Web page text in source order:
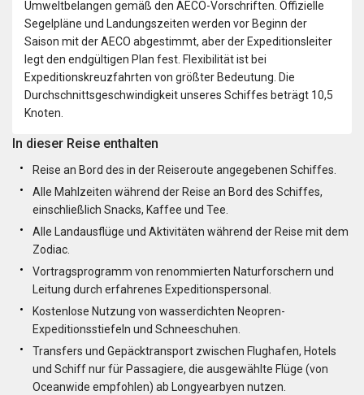
Umweltbelangen gemäß den AECO-Vorschriften. Offizielle
Segelpläne und Landungszeiten werden vor Beginn der
Saison mit der AECO abgestimmt, aber der Expeditionsleiter
legt den endgültigen Plan fest. Flexibilität ist bei
Expeditionskreuzfahrten von größter Bedeutung. Die
Durchschnittsgeschwindigkeit unseres Schiffes beträgt 10,5
Knoten.
In dieser Reise enthalten
Reise an Bord des in der Reiseroute angegebenen Schiffes.
Alle Mahlzeiten während der Reise an Bord des Schiffes,
einschließlich Snacks, Kaffee und Tee.
Alle Landausflüge und Aktivitäten während der Reise mit dem
Zodiac.
Vortragsprogramm von renommierten Naturforschern und
Leitung durch erfahrenes Expeditionspersonal.
Kostenlose Nutzung von wasserdichten Neopren-
Expeditionsstiefeln und Schneeschuhen.
Transfers und Gepäcktransport zwischen Flughafen, Hotels
und Schiff nur für Passagiere, die ausgewählte Flüge (von
Oceanwide empfohlen) ab Longyearbyen nutzen.